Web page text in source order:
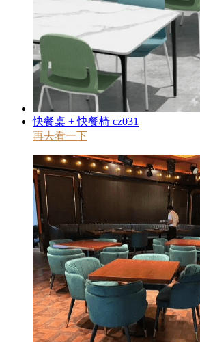
快餐桌 + 快餐椅 cz031
再去看一下